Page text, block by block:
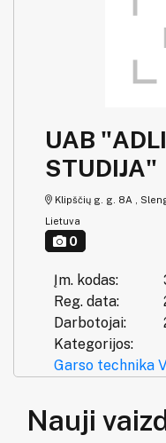
UAB
STUDIJA"
Klipščių g. g. 8A ,
Lietuva
0
Įm. kodas:
Reg. data:
Darbotojai:
Kategorijos:
Garso technika
Nauji